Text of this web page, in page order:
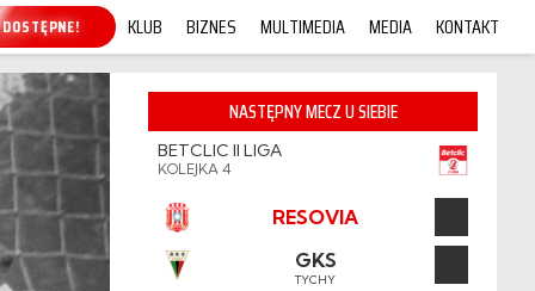
ONLINE! KLUB BIZNES MULTIMEDIA MEDIA KONTAKT
NASTĘPNY MECZ U SIEBIE
BETCLIC II LIGA
KOLEJKA 4
RESOVIA
GKS
TYCHY